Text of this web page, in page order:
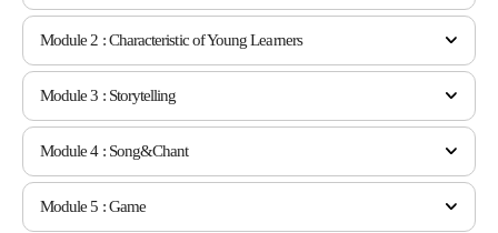
Module 2 : Characteristic of Young Learners
Module 3 : Storytelling
Module 4 : Song&Chant
Module 5 : Game